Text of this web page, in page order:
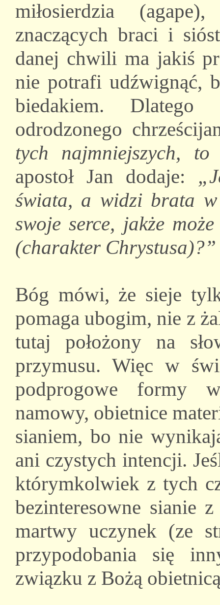
miłosierdzia
znaczących braci i
danej chwili ma jakiś
nie potrafi udźwignąć,
biedakiem.
odrodzonego
tych najmniejszych, to
apostoł Jan dodaje:
świata, a widzi brata
swoje serce, jakże
(charakter
Bóg mówi, że sieje
pomaga ubogim, nie z
tutaj położony na
przymusu. Więc w
podprogowe formy
namowy, obietnice
sianiem, bo nie
ani czystych intencji.
którymkolwiek z tych
bezinteresowne sianie
martwy uczynek (ze
przypodobania się
związku z Bożą